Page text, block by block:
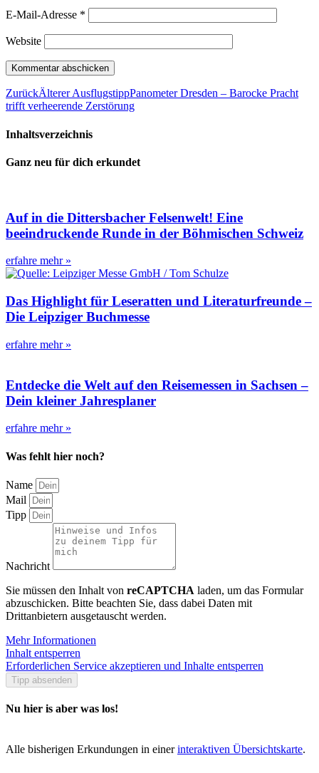
E-Mail-Adresse *
Website
ZurückÄlterer AusflugstippPanometer Dresden – Barocke Pracht
trifft verheerende Zerstörung
Inhaltsverzeichnis
Ganz neu für dich erkundet
Auf in die Dittersbacher Felsenwelt! Eine
beeindruckende Runde in der Böhmischen Schweiz
erfahre mehr »
Das Highlight für Leseratten und Literaturfreunde –
Die Leipziger Buchmesse
erfahre mehr »
Entdecke die Welt auf den Reisemessen in Sachsen –
Dein kleiner Jahresplaner
erfahre mehr »
Was fehlt hier noch?
Name
Mail
Tipp
Nachricht
Sie müssen den Inhalt von reCAPTCHA laden, um das Formular
abzuschicken. Bitte beachten Sie, dass dabei Daten mit
Drittanbietern ausgetauscht werden.
Mehr Informationen
Inhalt entsperren
Erforderlichen Service akzeptieren und Inhalte entsperren
Tipp absenden
Nu hier is aber was los!
Alle bisherigen Erkundungen in einerinteraktiven Übersichtskarte.